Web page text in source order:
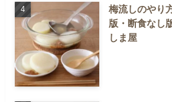
梅流しのやり
版・断食なし
しま屋